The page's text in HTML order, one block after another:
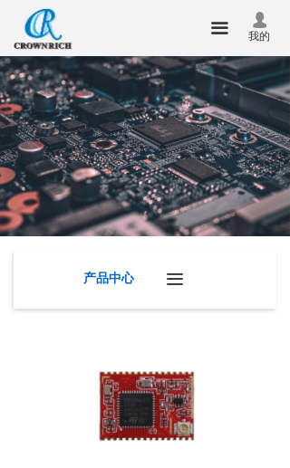
넙
我的
끀
首页
关于我们
产品中心
新闻中心
技术服务
联系我们
华瑞昇杯
产品中心 끀